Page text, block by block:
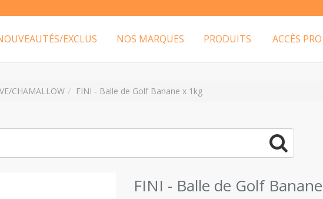
EXCLUS NOS MARQUES PRODUITS ACCÈS PRO
CHAMALLOW FINI - Balle de Golf Banane x 1kg
FINI - Balle de Golf